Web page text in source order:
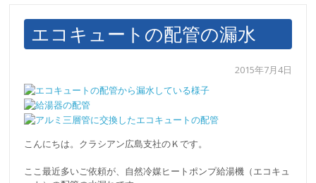
エコキュートの配管の漏水
2015年7月4日
こんにちは。クラシアン広島支社のＫです。
ここ最近多いご依頼が、自然冷媒ヒートポンプ給湯機（エコキュ